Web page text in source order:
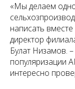
«Мы делаем
написать
директор
Булат Низамов.
популяризации
интересно